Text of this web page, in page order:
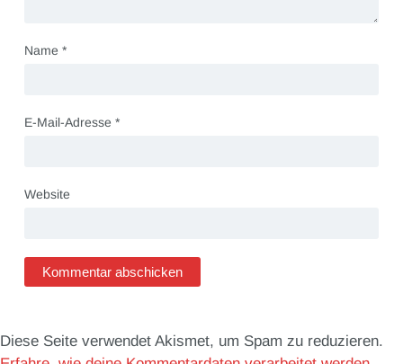
Name *
E-Mail-Adresse *
Website
Diese Seite verwendet Akismet, um Spam zu reduzieren.